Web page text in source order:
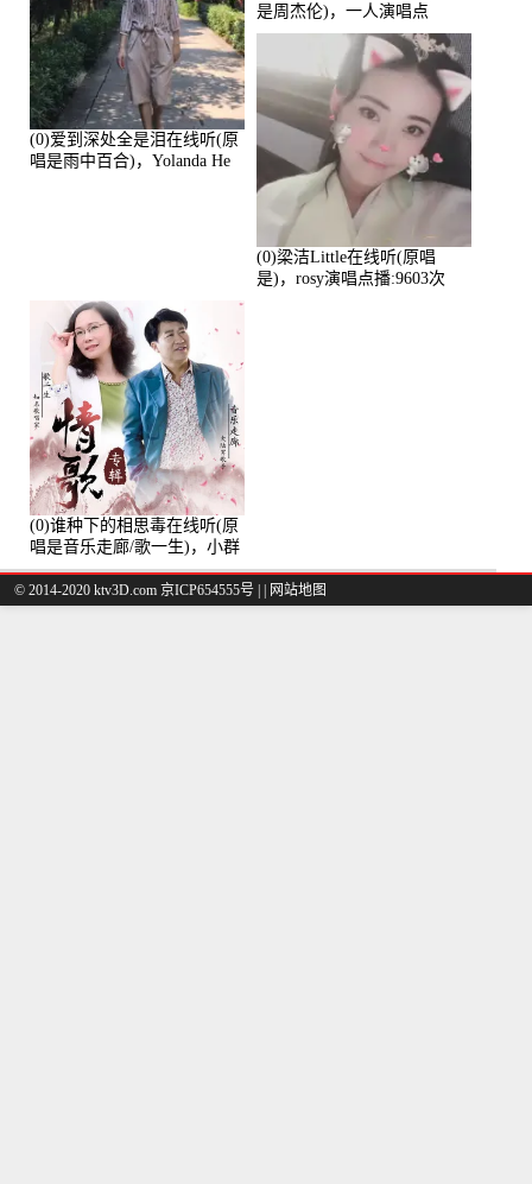
(0)爱到深处全是泪在线听(原
唱是雨中百合)，Yolanda He
是周杰伦)，一人演唱点
播:10765次
(0)梁洁Little在线听(原唱
是)，rosy演唱点播:9603次
(0)谁种下的相思毒在线听(原
唱是音乐走廊/歌一生)，小群
演唱点播:8975次
© 2014-2020 ktv3D.com 京ICP654555号 | 网站地图